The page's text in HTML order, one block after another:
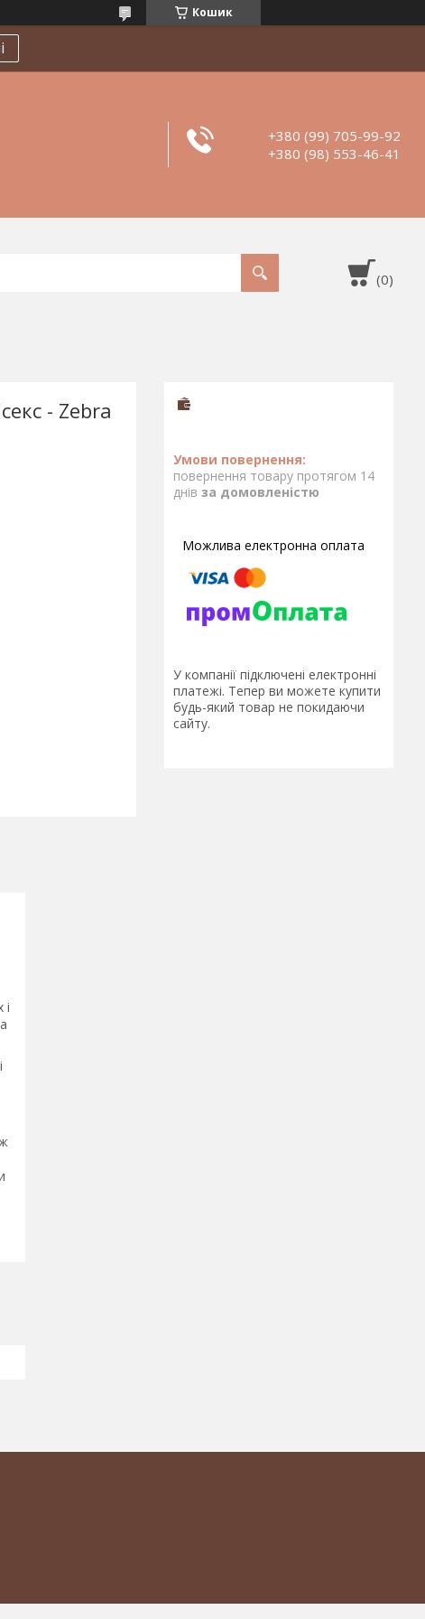
Кошик
+380 (99) 705-99-92
+380 (98) 553-46-41
- Zebra
повернення товару протягом 14
днів за домовленістю
У компанії підключені електронні
платежі. Тепер ви можете купити
будь-який товар не покидаючи
сайту.